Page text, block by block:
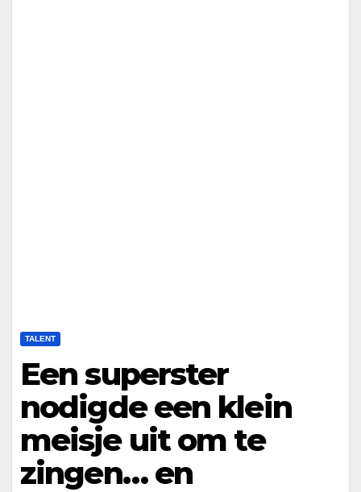
TALENT
Een superster
nodigde een klein
meisje uit om te
zingen… en